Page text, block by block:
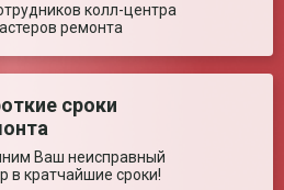
колл-центра
ремонта
сроки
Ваш неисправный
в кратчайшие сроки!